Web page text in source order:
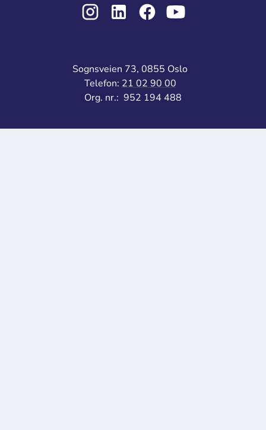
Sognsveien 73, 0855 Oslo
Telefon: 21 02 90 00
Org. nr.: 952 194 488